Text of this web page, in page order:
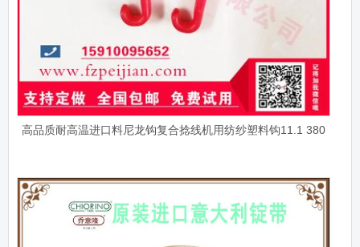
高品质耐高温进口料尼龙钩复合捻线机用纺纱塑料钩11.1 380